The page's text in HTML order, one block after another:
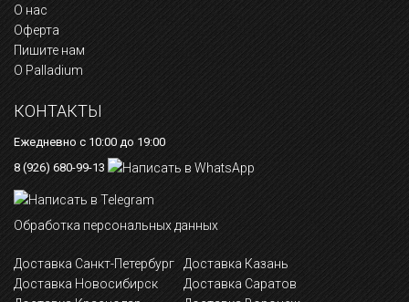
О нас
Оферта
Пишите нам
О Palladium
КОНТАКТЫ
Ежедневно с 10:00 до 19:00
8 (926) 680-99-13
Обработка персональных данных
Доставка Санкт-Петербург
Доставка Новосибирск
Доставка Казань
Доставка Саратов